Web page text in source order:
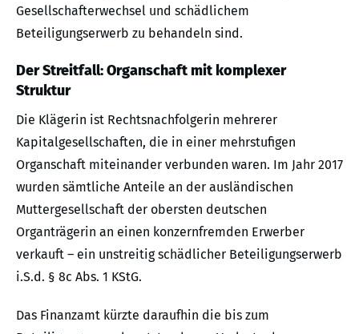
Gesellschafterwechsel und schädlichem
Beteiligungserwerb zu behandeln sind.
Der Streitfall: Organschaft mit komplexer
Struktur
Die Klägerin ist Rechtsnachfolgerin mehrerer
Kapitalgesellschaften, die in einer mehrstufigen
Organschaft miteinander verbunden waren. Im Jahr 2017
wurden sämtliche Anteile an der ausländischen
Muttergesellschaft der obersten deutschen
Organträgerin an einen konzernfremden Erwerber
verkauft – ein unstreitig schädlicher Beteiligungserwerb
i.S.d. § 8c Abs. 1 KStG.
Das Finanzamt kürzte daraufhin die bis zum